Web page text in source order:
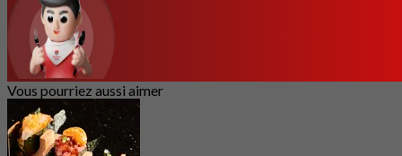
Vous pourriez aussi aimer